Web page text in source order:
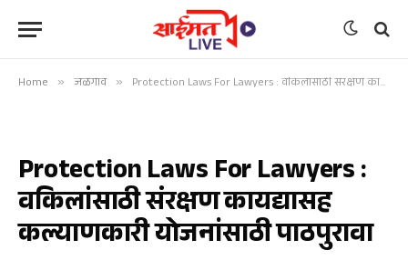
Home » जळगाव » Protection Laws For Lawyers : वकिलांसाठी संरक्षण कायद्यासह कल्याणकारी योजनांसाठी पाठपुरावा
Protection Laws For Lawyers :
वकिलांसाठी संरक्षण कायद्यासह
कल्याणकारी योजनांसाठी पाठपुरावा